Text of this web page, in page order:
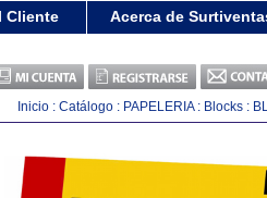
Cliente Acerca de
Inicio : Catálogo : PAPELERIA: Blocks :